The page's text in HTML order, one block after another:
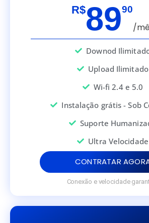
R$8990
/
Downod
Upload Ilimitado
Wi-fi 2.4 e 5.0
Instalação grátis - Sob
Suporte
Ultra Velocidade
CONTRATAR
Conexão e velocidade